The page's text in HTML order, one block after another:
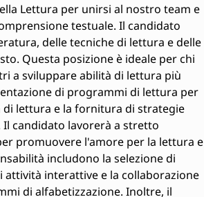
Lettura per unirsi al nostro team e
testuale. Il candidato
delle tecniche di lettura e delle
Questa posizione è ideale per chi
a sviluppare abilità di lettura più
di programmi di lettura per
di lettura e la fornitura di strategie
candidato lavorerà a stretto
promuovere l'amore per la lettura e
includono la selezione di
interattive e la collaborazione
di alfabetizzazione. Inoltre, il